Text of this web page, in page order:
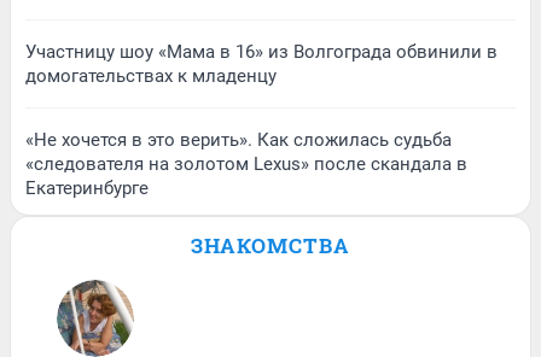
Участницу шоу «Мама в 16» из Волгограда обвинили в
домогательствах к младенцу
«Не хочется в это верить». Как сложилась судьба
«следователя на золотом Lexus» после скандала в
Екатеринбурге
ЗНАКОМСТВА